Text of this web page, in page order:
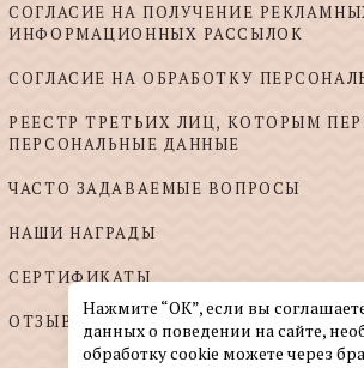
СОГЛАСИЕ НА ПОЛУЧЕНИЕ
ИНФОРМАЦИОННЫХ РАССЫЛОК
СОГЛАСИЕ НА ОБРАБОТКУ
РЕЕСТР ТРЕТЬИХ ЛИЦ, КОТОРЫМ
ПЕРСОНАЛЬНЫЕ ДАННЫЕ
ЧАСТО ЗАДАВАЕМЫЕ ВОПРОСЫ
НАШИ НАГРАДЫ
СЕРТИФИКАТЫ
ОТЗЫВЫ И ПОЖЕЛАНИЯ
Нажмите “ОК”, если вы
данных о поведении на сайте,
обработку cookie можете через